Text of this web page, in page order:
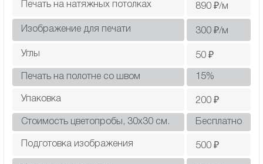
Печать на натяжных потолках 890 ₽/м
Изображение для печати 300 ₽/м
Углы 50 ₽
Печать на полотне со швом 15%
Упаковка 200 ₽
Стоимость цветопробы, 30х30 см. Бесплатно
Подготовка изображения 500 ₽